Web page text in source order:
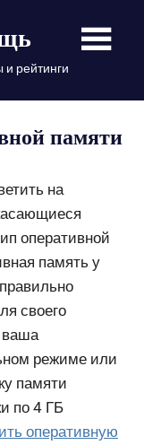
рейтинги
памяти
на
оперативной
память у
своего
ваша
режиме или
памяти
по 4 ГБ
оперативную